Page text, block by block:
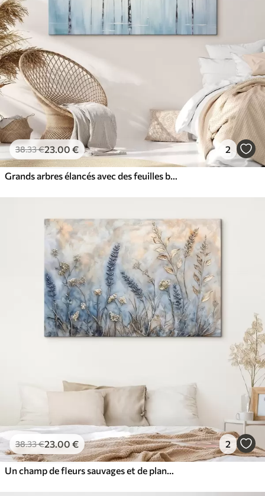
38.33€23.00 € 2
Grands arbres élancés avec des feuilles bleues et des touches de jaune sur un fond bleu tendre, imitation peinture à l'huile
38.33€23.00 € 2
Un champ de fleurs sauvages et de plantes variées dans des tons de bleu, de blanc et de beige sur un fond doux et brumeux